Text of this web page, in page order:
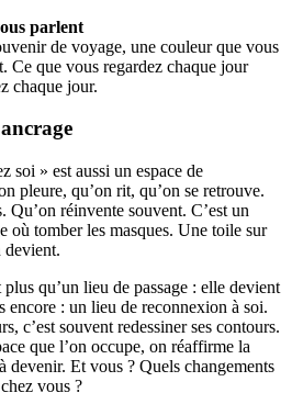
parlent
de voyage, une couleur que vous
Ce que vous regardez chaque jour
chaque jour.
soi » est aussi un espace de
pleure, qu’on rit, qu’on se retrouve.
Qu’on réinvente souvent. C’est un
où tomber les masques. Une toile sur
devient.
qu’un lieu de passage : elle devient
encore : un lieu de reconnexion à soi.
c’est souvent redessiner ses contours.
que l’on occupe, on réaffirme la
devenir. Et vous ? Quels changements
vous ?